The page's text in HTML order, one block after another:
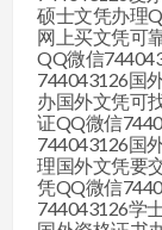
硕士文凭办理
网上买文凭可
QQ微信
744043126国
办国外文凭可
证QQ微信
744043126国
理国外文凭要
凭QQ微信
744043126学